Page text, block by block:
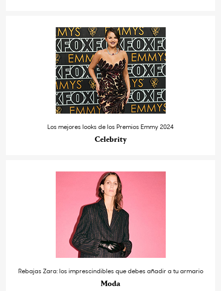
Los mejores looks de los Premios Emmy 2024
Celebrity
Rebajas Zara: los imprescindibles que debes añadir a tu armario
Moda